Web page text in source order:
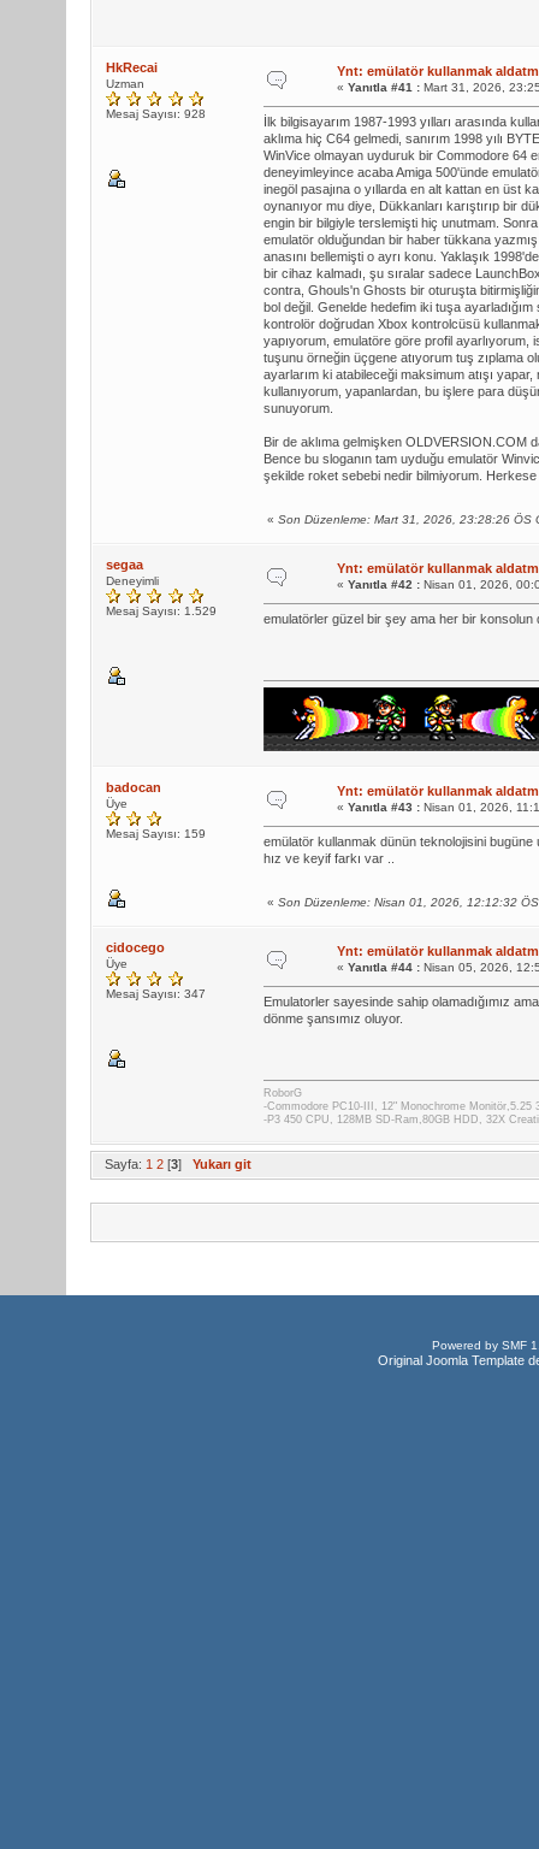
HkRecai
Uzman
Mesaj Sayısı: 928
Ynt: emülatör kullanmak
« Yanıtla #41 :Mart 31, 2026,
İlk bilgisayarım 1987-1993 yılları arasında
aklıma hiç C64 gelmedi, sanırım 1998 yılı
WinVice olmayan uyduruk bir Commodore 64
deneyimleyince acaba Amiga 500'ünde
inegöl pasajına o yıllarda en alt kattan en üst
oynanıyor mu diye, Dükkanları karıştırıp bir
engin bir bilgiyle terslemişti hiç unutmam.
emulatör olduğundan bir haber tükkana
anasını bellemişti o ayrı konu. Yaklaşık
bir cihaz kalmadı, şu sıralar sadece
contra, Ghouls'n Ghosts bir oturuşta
bol değil. Genelde hedefim iki tuşa
kontrolör doğrudan Xbox kontrolcüsü
yapıyorum, emulatöre göre profil ayarlıyorum,
tuşunu örneğin üçgene atıyorum tuş zıplama
ayarlarım ki atabileceği maksimum atışı
kullanıyorum, yapanlardan, bu işlere para
sunuyorum.
Bir de aklıma gelmişken OLDVERSION.COM
Bence bu sloganın tam uyduğu emulatör
şekilde roket sebebi nedir bilmiyorum. Herkese
« Son Düzenleme: Mart 31, 2026, 23:28:26 ÖS
segaa
Deneyimli
Mesaj Sayısı: 1.529
Ynt: emülatör kullanmak
« Yanıtla #42 :Nisan 01, 2026,
emulatörler güzel bir şey ama her bir konsolun
badocan
Üye
Mesaj Sayısı: 159
Ynt: emülatör kullanmak
« Yanıtla #43 :Nisan 01, 2026,
emülatör kullanmak dünün teknolojisini
hız ve keyif farkı var ..
« Son Düzenleme: Nisan 01, 2026, 12:12:32
cidocego
Üye
Mesaj Sayısı: 347
Ynt: emülatör kullanmak
« Yanıtla #44 :Nisan 05, 2026,
Emulatorler sayesinde sahip olamadığımız
dönme şansımız oluyor.
RoborG
-Commodore PC10-III, 12" Monochrome Monitör,5.25
-P3 450 CPU, 128MB SD-Ram,80GB HDD, 32X
Sayfa: 1 2 [3] Yukarı git
Powered by SMF
Original Joomla Template